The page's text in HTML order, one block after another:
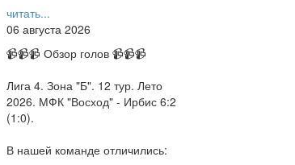
читать...
06 августа 2026
📹📹📹 Обзор голов 📹📹📹
Лига 4. Зона "Б". 12 тур. Лето
2026. МФК "Восход" - Ирбис 6:2
(1:0).
В нашей команде отличились: